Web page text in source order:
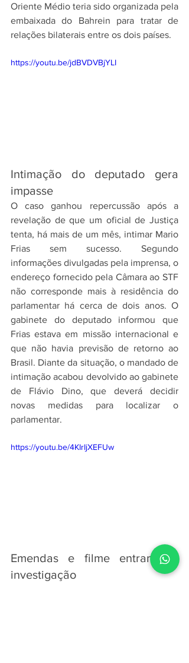
Oriente Médio teria sido organizada pela
embaixada do Bahrein para tratar de
relações bilaterais entre os dois países.
https://youtu.be/jdBVDVBjYLI
Intimação do deputado gera
impasse
O caso ganhou repercussão após a
revelação de que um oficial de Justiça
tenta, há mais de um mês, intimar Mario
Frias sem sucesso. Segundo
informações divulgadas pela imprensa, o
endereço fornecido pela Câmara ao STF
não corresponde mais à residência do
parlamentar há cerca de dois anos. O
gabinete do deputado informou que
Frias estava em missão internacional e
que não havia previsão de retorno ao
Brasil. Diante da situação, o mandado de
intimação acabou devolvido ao gabinete
de Flávio Dino, que deverá decidir
novas medidas para localizar o
parlamentar.
https://youtu.be/4KIrIjXEFUw
Emendas e filme entram na
investigação